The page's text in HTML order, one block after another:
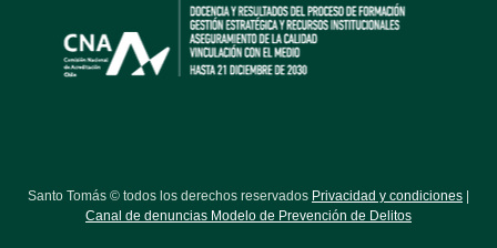
Santo Tomás © todos los derechos reservados Privacidad y condiciones
Canal de denuncias Modelo de Prevención de Delitos